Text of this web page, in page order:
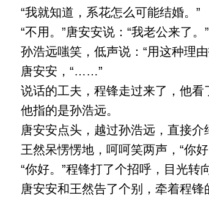
“我就知道，系花怎么可能结婚。”
“不用。”唐安安说：“我老公来了。”
孙浩远嗤笑，低声说：“用这种理
唐安安，“……”
说话的工夫，程锋走过来了，他看
他指的是孙浩远。
唐安安点头，越过孙浩远，直接介
王然呆愣愣地，呵呵笑两声，“你好
“你好。”程锋打了个招呼，目光转
唐安安和王然告了个别，牵着程锋